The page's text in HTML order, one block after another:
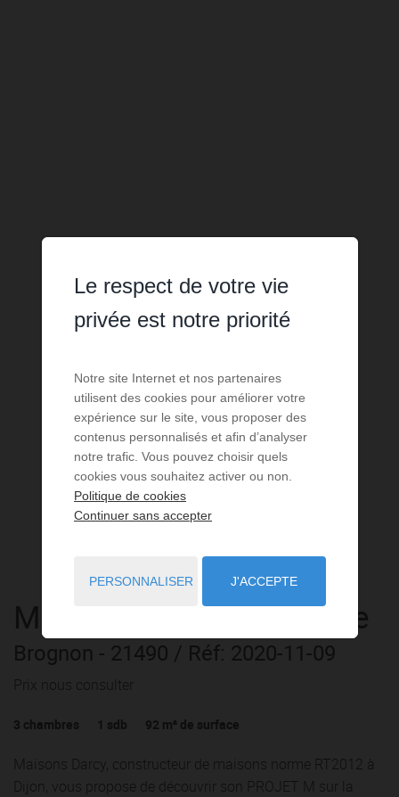
Maison 4 piècesà vendre
Brognon - 21490 / Réf: 2020-11-09
Prix nous consulter
3 chambres 1 sdb 92 m² de surface
Maisons Darcy, constructeur de maisons norme RT2012 à
Dijon, vous propose de découvrir son PROJET M sur la
Le respect de votre vie
privée est notre priorité
Notre site Internet et nos partenaires
utilisent des cookies pour améliorer votre
expérience sur le site, vous proposer des
contenus personnalisés et afin d’analyser
notre trafic. Vous pouvez choisir quels
cookies vous souhaitez activer ou non.
Politique de cookies
Continuer sans accepter
PERSONNALISER J'ACCEPTE